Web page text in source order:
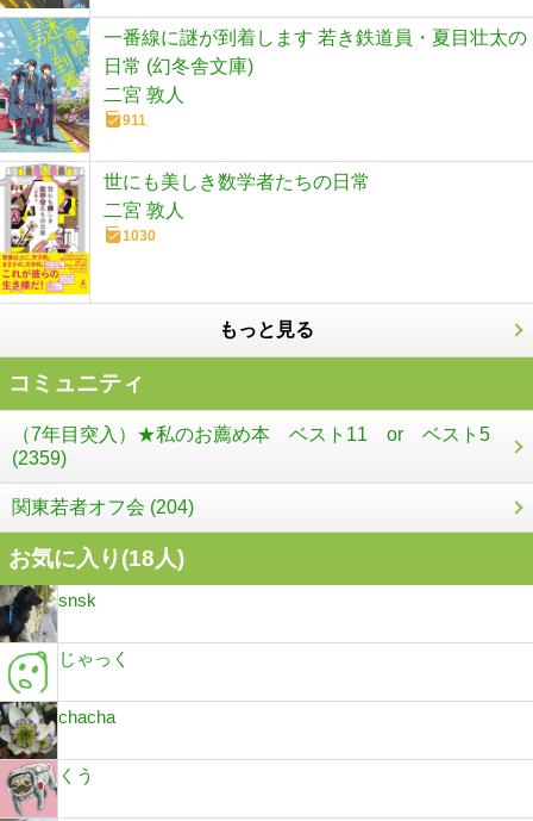
一番線に謎が到着します 若き鉄道員・夏目壮太の
日常 (幻冬舎文庫)
二宮 敦人
911
世にも美しき数学者たちの日常
二宮 敦人
1030
もっと見る
コミュニティ
（7年目突入）★私のお薦め本 ベスト11 or ベスト5
(2359)
関東若者オフ会 (204)
お気に入り(18人)
snsk
じゃっく
chacha
くう